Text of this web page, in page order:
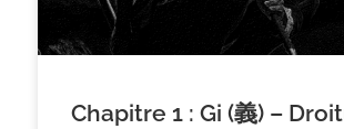
Chapitre 1 : Gi (義) –